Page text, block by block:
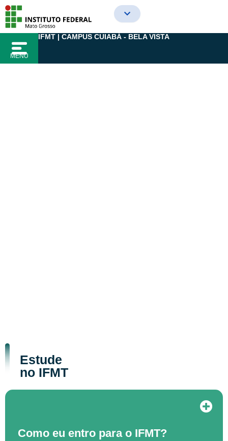
para
conteúdo
MENU
IFMT | CAMPUS CUIABÁ - BELA VISTA
Estude
no IFMT
Como eu entro para o IFMT?